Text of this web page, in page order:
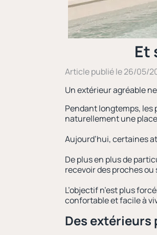
Et
Article publié le 26/05/
Un extérieur agréable
Pendant longtemps, les
naturellement une
Aujourd’hui, certaines
De plus en plus de
recevoir des proches
L’objectif n’est plus
confortable et facile à
Des extérieurs